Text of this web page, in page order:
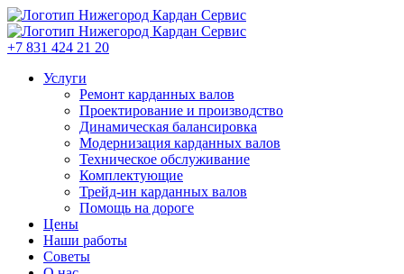
+7 831 424 21 20
Услуги
Ремонт карданных валов
Проектирование и производство
Динамическая балансировка
Модернизация карданных валов
Техническое обслуживание
Комплектующие
Трейд-ин карданных валов
Помощь на дороге
Цены
Наши работы
Советы